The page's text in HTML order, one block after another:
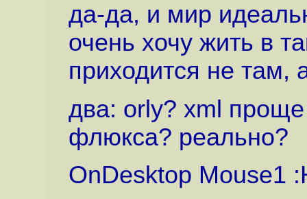
да-да, и мир
очень хочу жить в
приходится не там,
два: orly? xml
флюкса? реально?
OnDesktop Mouse1